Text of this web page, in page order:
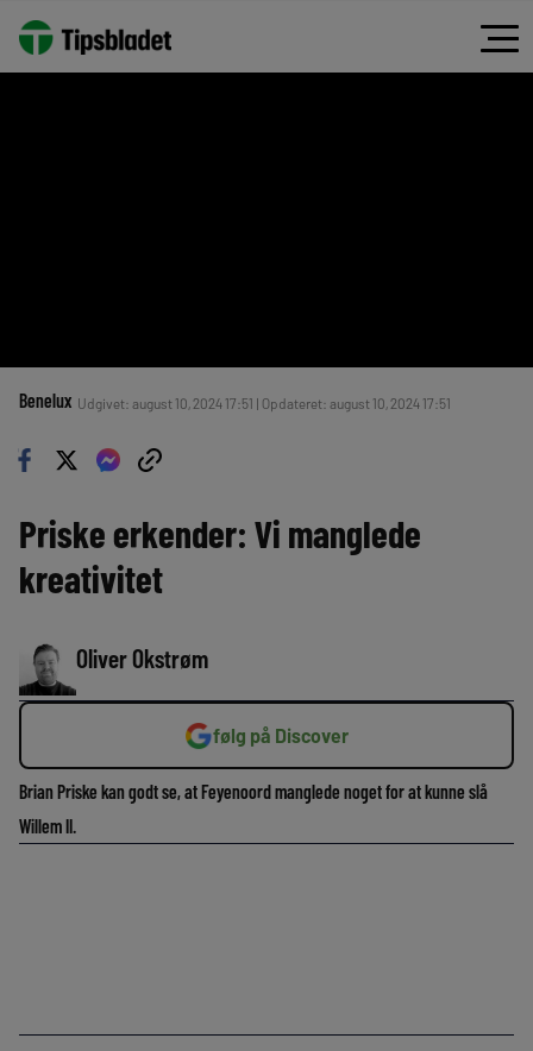
Benelux Udgivet: august 10, 2024 17:51 | Opdateret: august 10, 2024 17:51
Priske erkender: Vi manglede
kreativitet
Oliver Okstrøm
følg på Discover
Brian Priske kan godt se, at Feyenoord manglede noget for at kunne slå
Willem II.